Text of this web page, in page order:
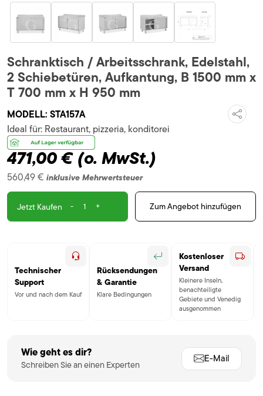
Schranktisch / Arbeitsschrank, Edelstahl,
2 Schiebetüren, Aufkantung, B 1500 mm x
T 700 mm x H 950 mm
MODELL: STA157A
471,00 €(o. MwSt.)
560,49 € inklusive Mehrwertsteuer
Ideal für: Restaurant, pizzeria, konditorei
Jetzt Kaufen - + Zum Angebot hinzufügen
Technischer
Support
Vor und nach dem Kauf
Rücksendungen
& Garantie
Klare Bedingungen
Kostenloser
Versand
Kleinere Inseln,
benachteiligte
Gebiete und Venedig
ausgenommen
Wie geht es dir?
Schreiben Sie an einen Experten
E-Mail